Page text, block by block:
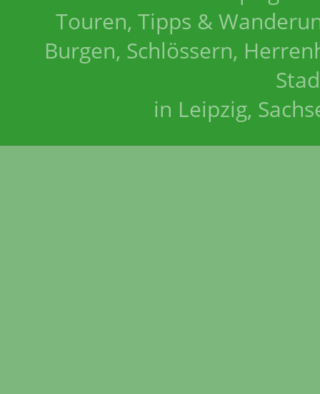
Touren, Tipps &
Burgen, Schlössern,
in Leipzig,